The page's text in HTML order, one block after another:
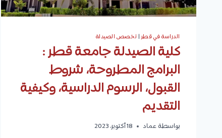
الدراسة في قطر | تخصص الصيدلة
كلية الصيدلة جامعة قطر :
البرامج المطروحة، شروط
القبول، الرسوم الدراسية، وكيفية
التقديم
بواسطة عماد 18 أكتوبر، 2023